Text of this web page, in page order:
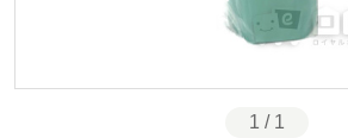
1 / 1